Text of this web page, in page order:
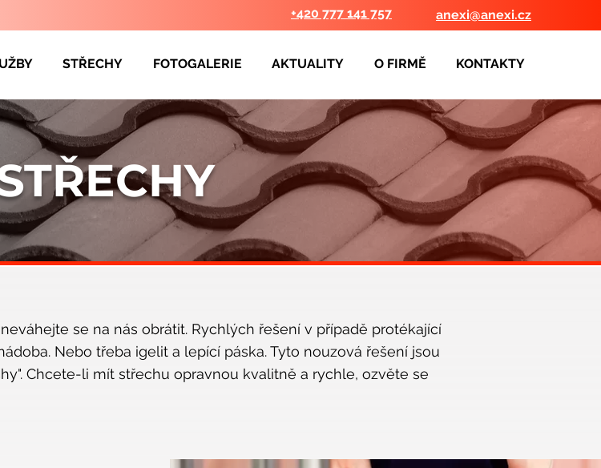
+420 777 141 757 anexi@anexi.cz
STŘECHY FOTOGALERIE AKTUALITY O FIRMĚ KONTAKTY
se na nás obrátit. Rychlých řešení v případě protékající
Nebo třeba igelit a lepící páska. Tyto nouzová řešení jsou
Chcete-li mít střechu opravnou kvalitně a rychle, ozvěte se